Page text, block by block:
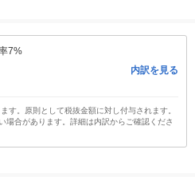
7%
内訳を見る
す。原則として税抜金額に対し付与されます。
場合があります。詳細は内訳からご確認くださ